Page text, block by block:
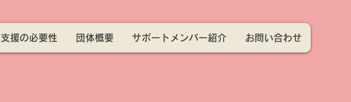
援の必要性 団体概要 サポートメンバー紹介 お問い合わせ